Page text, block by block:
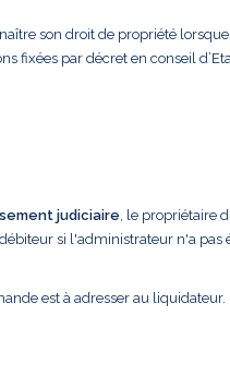
son droit de propriété
fixées par décret en conseil
judiciaire , le propriétaire
si l'administrateur n'a pas
est à adresser au liquidateur.